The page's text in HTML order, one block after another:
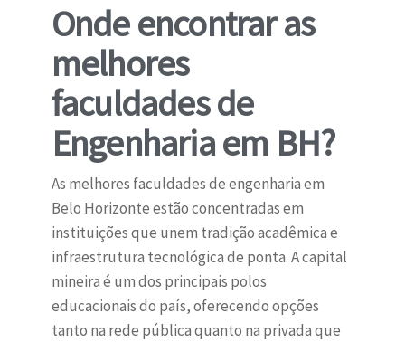
Onde encontrar as
melhores
faculdades de
Engenharia em BH?
As melhores faculdades de engenharia em
Belo Horizonte estão concentradas em
instituições que unem tradição acadêmica e
infraestrutura tecnológica de ponta. A capital
mineira é um dos principais polos
educacionais do país, oferecendo opções
tanto na rede pública quanto na privada que